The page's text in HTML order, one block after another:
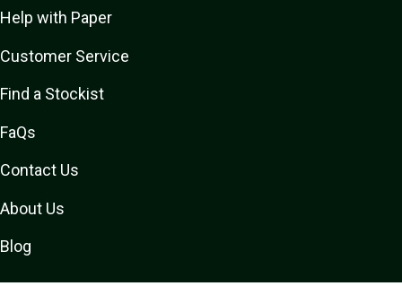
Help with Paper
Customer Service
Find a Stockist
FaQs
Contact Us
About Us
Blog